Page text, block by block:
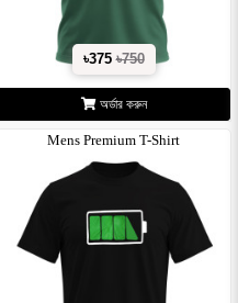
৳375৳750
অর্ডার করুন
Mens Premium T-Shirt